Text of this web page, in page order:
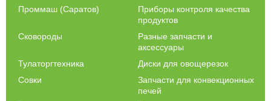
Проммаш (Саратов)
Приборы контроля качества
продуктов
Сковороды
Разные запчасти и
аксессуары
Тулаторгтехника
Диски для овощерезок
Совки
Запчасти для конвекционных
печей